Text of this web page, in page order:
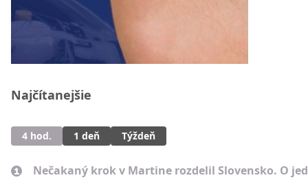
Najčítanejšie
4 hod. 1 deň Týždeň
Nečakaný krok v Martine rozdelil Slovensko. O